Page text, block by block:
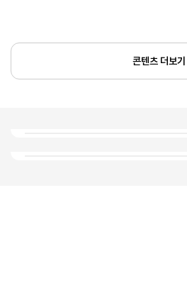
콘텐츠 더보기